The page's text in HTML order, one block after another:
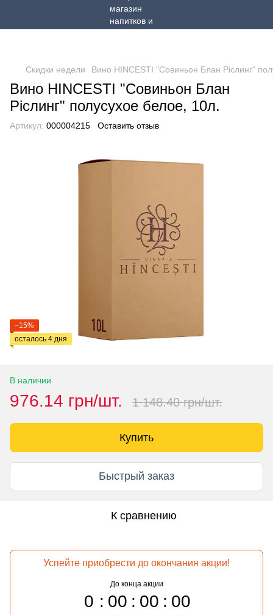
Скидки недели Вино HINCESTI "Совиньон Блан Ріслинг"
Вино HINCESTI "Совиньон Блан
Ріслинг" полусухое белое, 10л.
Артикул: 000004215 Оставить отзыв
−15%
осталось 4 дня
В наличии
976.14 грн/шт. 1 148.40 грн/шт.
Купить
Быстрый заказ
К сравнению
Успейте приобрести до окончания акции!
До конца акции
0 00 00 00